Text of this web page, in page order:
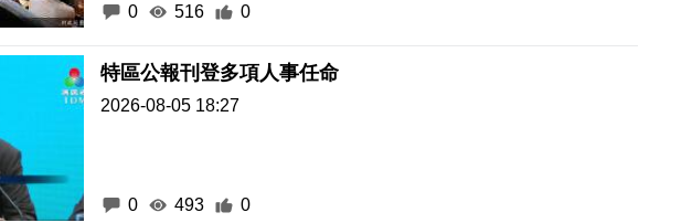
0 516 0
特區公報刊登多項人事任命
2026-08-05 18:27
0 493 0